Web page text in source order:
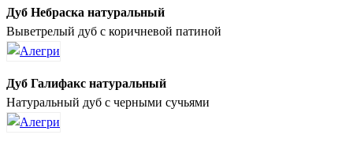
Дуб Небраска натуральный
Выветрелый дуб с коричневой патиной
Дуб Галифакс натуральный
Натуральный дуб с черными сучьями